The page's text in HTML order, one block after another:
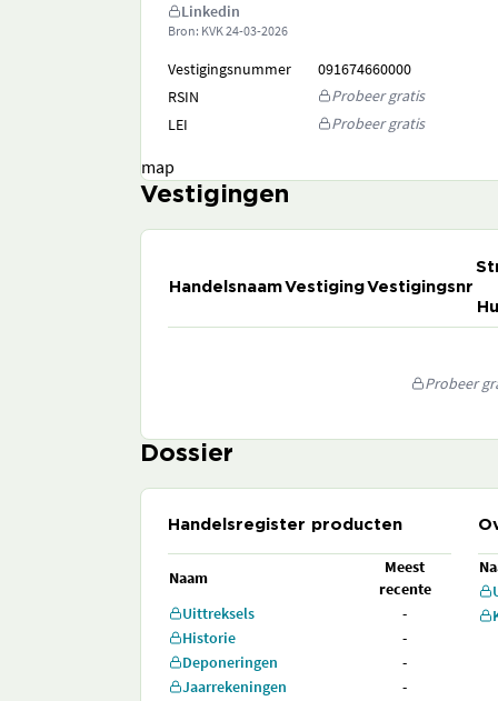
Linkedin
Bron: KVK24-03-2026
Vestigingsnummer
091674660000
RSIN
Probeer gratis
LEI
Probeer gratis
map
Vestigingen
HandelsnaamVestigingVestigingsnr
Probeer
Dossier
Handelsregister producten
Naam
Meest
recente
Uittreksels
-
Historie
-
Deponeringen
-
Jaarrekeningen
-